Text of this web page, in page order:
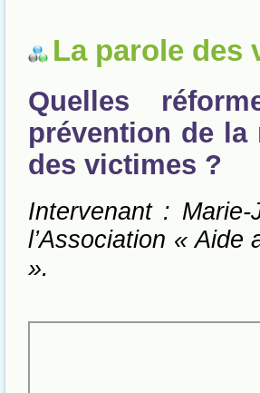
La parole des
Quelles
prévention de
des victimes ?
Intervenant :
l’Association « Aide
».